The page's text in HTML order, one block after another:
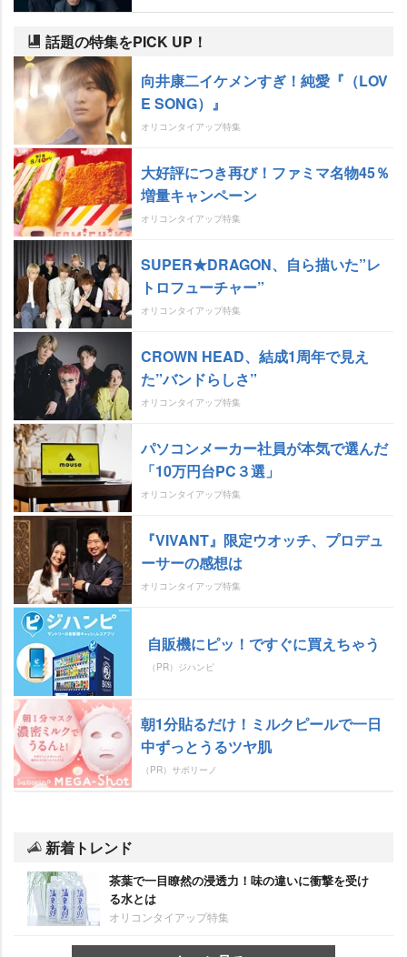
話題の特集をPICK UP！
向井康二イケメンすぎ！純愛『（LOV
E SONG）』
オリコンタイアップ特集
大好評につき再び！ファミマ名物45％
増量キャンペーン
オリコンタイアップ特集
SUPER★DRAGON、自ら描いた”レ
トロフューチャー”
オリコンタイアップ特集
CROWN HEAD、結成1周年で見え
た”バンドらしさ”
オリコンタイアップ特集
パソコンメーカー社員が本気で選んだ
「10万円台PC３選」
オリコンタイアップ特集
『VIVANT』限定ウオッチ、プロデュ
ーサーの感想は
オリコンタイアップ特集
自販機にピッ！ですぐに買えちゃう
（PR）ジハンピ
朝1分貼るだけ！ミルクピールで一日
中ずっとうるツヤ肌
（PR）サボリーノ
新着トレンド
茶葉で一目瞭然の浸透力！味の違いに衝撃を受け
る水とは
オリコンタイアップ特集